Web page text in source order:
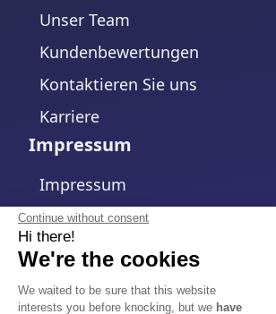
Continue without consent
Hi there!
We're the cookies
We waited to be sure that this website
interests you before knocking, but we have
Unser Team
Kundenbewertungen
Kontaktieren Sie uns
Karriere
Impressum
Impressum
Datenschutzerklärung
Cookie-Richtlinie
Cookie-Einstellungen ändern